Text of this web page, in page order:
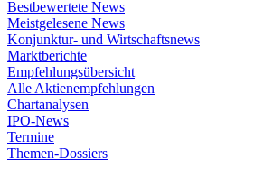
Bestbewertete News
Meistgelesene News
Konjunktur- und Wirtschaftsnews
Marktberichte
Empfehlungsübersicht
Alle Aktienempfehlungen
Chartanalysen
IPO-News
Termine
Themen-Dossiers